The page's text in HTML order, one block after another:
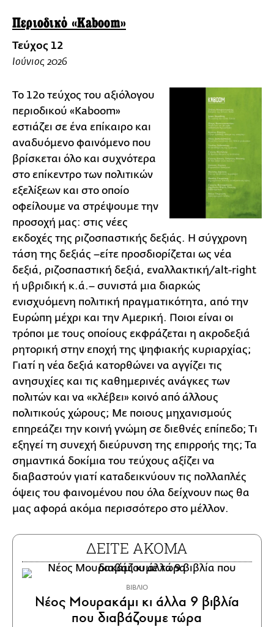
Περιοδικό «Kaboom»
Τεύχος 12
Ιούνιος 2026
To 12o τεύχος του αξιόλογου
περιοδικού «Kaboom»
εστιάζει σε ένα επίκαιρο και
αναδυόμενο φαινόμενο που
βρίσκεται όλο και συχνότερα
στο επίκεντρο των πολιτικών
εξελίξεων και στο οποίο
οφείλουμε να στρέψουμε την
προσοχή μας: στις νέες
εκδοχές της ριζοσπαστικής δεξιάς. Η σύγχρονη
τάση της δεξιάς –είτε προσδιορίζεται ως νέα
δεξιά, ριζοσπαστική δεξιά, εναλλακτική/alt-right
ή υβριδική κ.ά.– συνιστά μια διαρκώς
ενισχυόμενη πολιτική πραγματικότητα, από την
Ευρώπη μέχρι και την Αμερική. Ποιοι είναι οι
τρόποι με τους οποίους εκφράζεται η ακροδεξιά
ρητορική στην εποχή της ψηφιακής κυριαρχίας;
Γιατί η νέα δεξιά κατορθώνει να αγγίζει τις
ανησυχίες και τις καθημερινές ανάγκες των
πολιτών και να «κλέβει» κοινό από άλλους
πολιτικούς χώρους; Με ποιους μηχανισμούς
επηρεάζει την κοινή γνώμη σε διεθνές επίπεδο; Τι
εξηγεί τη συνεχή διεύρυνση της επιρροής της; Τα
σημαντικά δοκίμια του τεύχους αξίζει να
διαβαστούν γιατί καταδεικνύουν τις πολλαπλές
όψεις του φαινομένου που όλα δείχνουν πως θα
μας αφορά ακόμα περισσότερο στο μέλλον.
ΔΕΙΤΕ ΑΚΟΜΑ
ΒΙΒΛΙΟ
Νέος Μουρακάμι κι άλλα 9 βιβλία
που διαβάζουμε τώρα